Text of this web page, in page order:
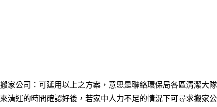
搬家公司：可延用以上之方案，意思是聯絡環保局各區清潔大隊
來清運的時間確認好後，若家中人力不足的情況下可尋求搬家公